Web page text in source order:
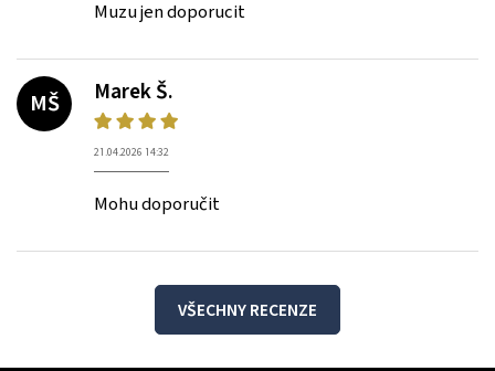
Muzu jen doporucit
MŠ
Marek Š.
21.04.2026 14:32
Mohu doporučit
VŠECHNY RECENZE